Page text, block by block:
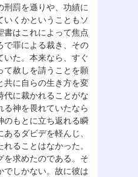
罰を遜りや、功績に
くかということもソ
書はこれによって焦点
で罪による裁き、その
いた。本来なら、すぐ
て赦しを請うことを願
共に自らの生き方を変
代に裁かれることがな
神を畏れていたなら
のもとに立ち返れる瞬
るダビデを軽んじ、
ることはなかった。
を求めたのである。そ
でしかない。故に彼は